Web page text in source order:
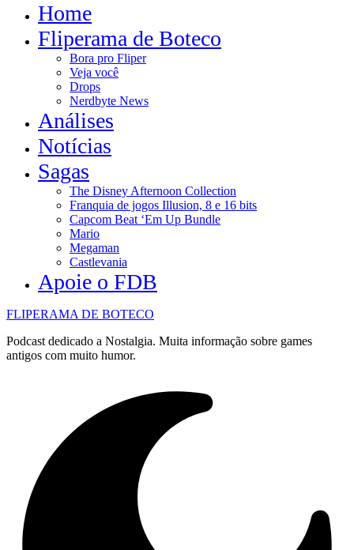
Home
Fliperama de Boteco
Bora pro Fliper
Veja você
Drops
Nerdbyte News
Análises
Notícias
Sagas
The Disney Afternoon Collection
Franquia de jogos Illusion, 8 e 16 bits
Capcom Beat ‘Em Up Bundle
Mario
Megaman
Castlevania
Apoie o FDB
FLIPERAMA DE BOTECO
Podcast dedicado a Nostalgia. Muita informação sobre games
antigos com muito humor.